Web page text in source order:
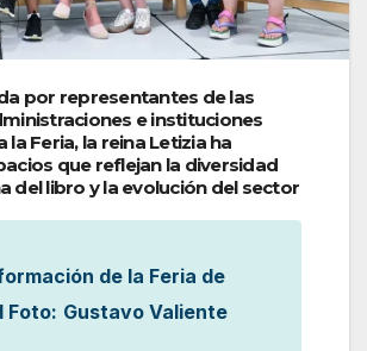
por representantes de las
e instituciones
la Feria, la reina Letizia ha
que reflejan la diversidad
del libro y la evolución del sector
de la Feria de
Foto: Gustavo Valiente